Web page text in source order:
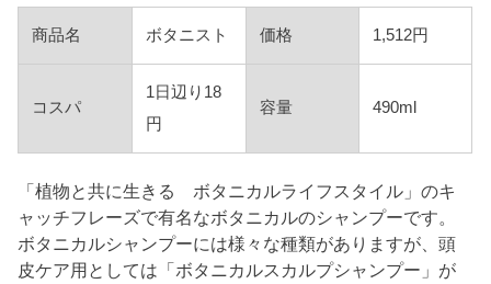
商品名 ボタニスト 価格 1,512円
コスパ
1日辺り18
円
容量 490ml
「植物と共に生きる ボタニカルライフスタイル」のキ
ャッチフレーズで有名なボタニカルのシャンプーです。
ボタニカルシャンプーには様々な種類がありますが、頭
皮ケア用としては「ボタニカルスカルプシャンプー」が